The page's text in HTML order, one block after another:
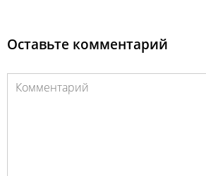
Оставьте комментарий